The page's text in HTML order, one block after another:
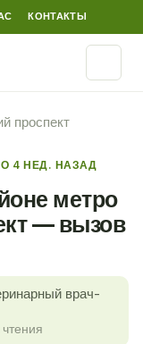
КОНТАКТЫ
проспект
4 НЕД. НАЗАД
метро
— вызов
врач-